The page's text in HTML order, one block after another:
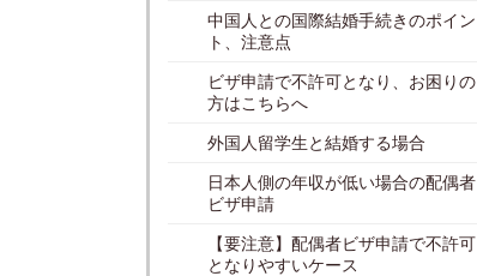
中国人との国際結婚手続きのポイン
ト、注意点
ビザ申請で不許可となり、お困りの
方はこちらへ
外国人留学生と結婚する場合
日本人側の年収が低い場合の配偶者
ビザ申請
【要注意】配偶者ビザ申請で不許可
となりやすいケース